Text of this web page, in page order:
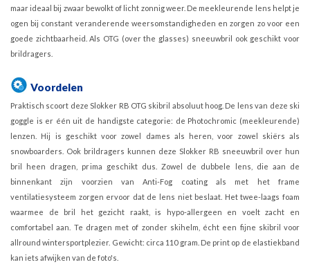
maar ideaal bij zwaar bewolkt of licht zonnig weer. De meekleurende lens helpt je
ogen bij constant veranderende weersomstandigheden en zorgen zo voor een
goede zichtbaarheid. Als OTG (over the glasses) sneeuwbril ook geschikt voor
brildragers.
Voordelen
Praktisch scoort deze Slokker RB OTG skibril absoluut hoog. De lens van deze ski
goggle is er één uit de handigste categorie: de Photochromic (meekleurende)
lenzen. Hij is geschikt voor zowel dames als heren, voor zowel skiërs als
snowboarders. Ook brildragers kunnen deze Slokker RB sneeuwbril over hun
bril heen dragen, prima geschikt dus. Zowel de dubbele lens, die aan de
binnenkant zijn voorzien van Anti-Fog coating als met het frame
ventilatiesysteem zorgen ervoor dat de lens niet beslaat. Het twee-laags foam
waarmee de bril het gezicht raakt, is hypo-allergeen en voelt zacht en
comfortabel aan. Te dragen met of zonder skihelm, écht een fijne skibril voor
allround wintersportplezier. Gewicht: circa 110 gram. De print op de elastiekband
kan iets afwijken van de foto's.